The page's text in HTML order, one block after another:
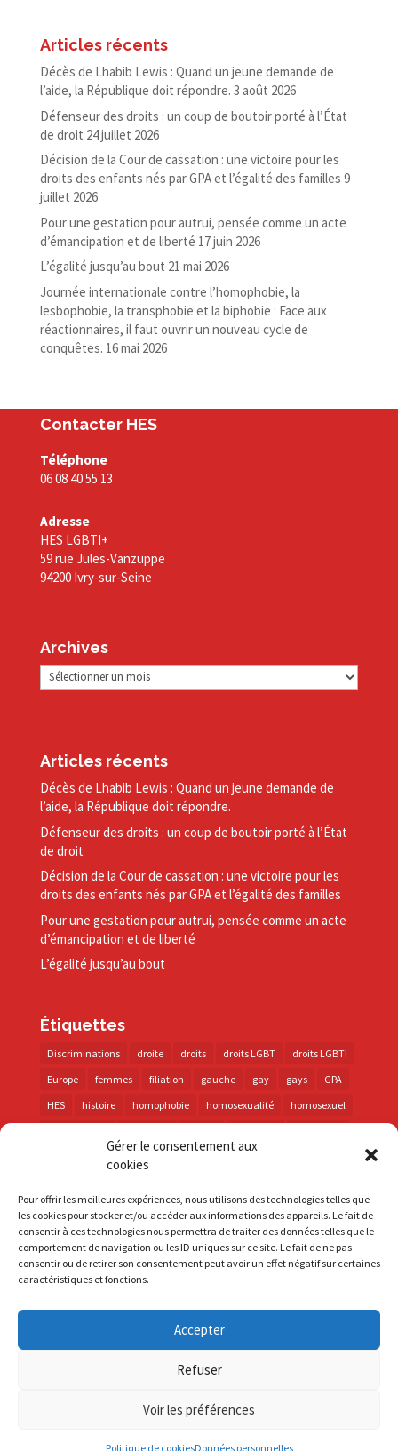
Gérer le consentement aux
cookies
Pour offrir les meilleures expériences, nous utilisons des technologies telles que
les cookies pour stocker et/ou accéder aux informations des appareils. Le fait de
consentir à ces technologies nous permettra de traiter des données telles que le
comportement de navigation ou les ID uniques sur ce site. Le fait de ne pas
consentir ou de retirer son consentement peut avoir un effet négatif sur certaines
caractéristiques et fonctions.
Accepter
Refuser
Voir les préférences
Politique de cookiesDonnées personnelles
Articles récents
Décès de Lhabib Lewis : Quand un jeune demande de
l’aide, la République doit répondre. 3 août 2026
Défenseur des droits : un coup de boutoir porté à l’État
de droit 24 juillet 2026
Décision de la Cour de cassation : une victoire pour les
droits des enfants nés par GPA et l’égalité des familles 9
juillet 2026
Pour une gestation pour autrui, pensée comme un acte
d’émancipation et de liberté 17 juin 2026
L’égalité jusqu’au bout 21 mai 2026
Journée internationale contre l’homophobie, la
lesbophobie, la transphobie et la biphobie : Face aux
réactionnaires, il faut ouvrir un nouveau cycle de
conquêtes. 16 mai 2026
Contacter HES
Téléphone
06 08 40 55 13
Adresse
HES LGBTI+
59 rue Jules-Vanzuppe
94200 Ivry-sur-Seine
Archives
Archives
Articles récents
Décès de Lhabib Lewis : Quand un jeune demande de
l’aide, la République doit répondre.
Défenseur des droits : un coup de boutoir porté à l’État
de droit
Décision de la Cour de cassation : une victoire pour les
droits des enfants nés par GPA et l’égalité des familles
Pour une gestation pour autrui, pensée comme un acte
d’émancipation et de liberté
L’égalité jusqu’au bout
Étiquettes
Discriminations droite droits droits LGBT
droits LGBTI
Europe
femmes filiation gauche gay gays
GPA
HES
histoire homophobie homosexualité
homosexuel
PMA police
prévention
santé
sida trans transphobie UE
Union européenne
vih
violences visibilité élections
S'inscrire à la Newsletter